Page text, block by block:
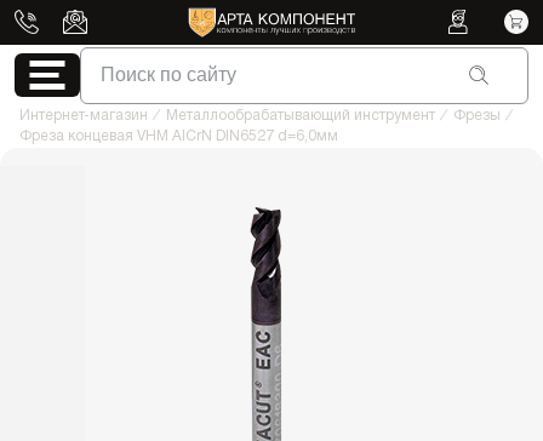
Поиск по сайту
Интернет-магазин / Металлообрабатывающий инструмент / Фрезы /
Фреза концевая VHM AICrN DIN6527 d=6,0мм